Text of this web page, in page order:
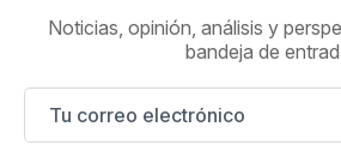
Noticias, opinión, análisis y
bandeja de